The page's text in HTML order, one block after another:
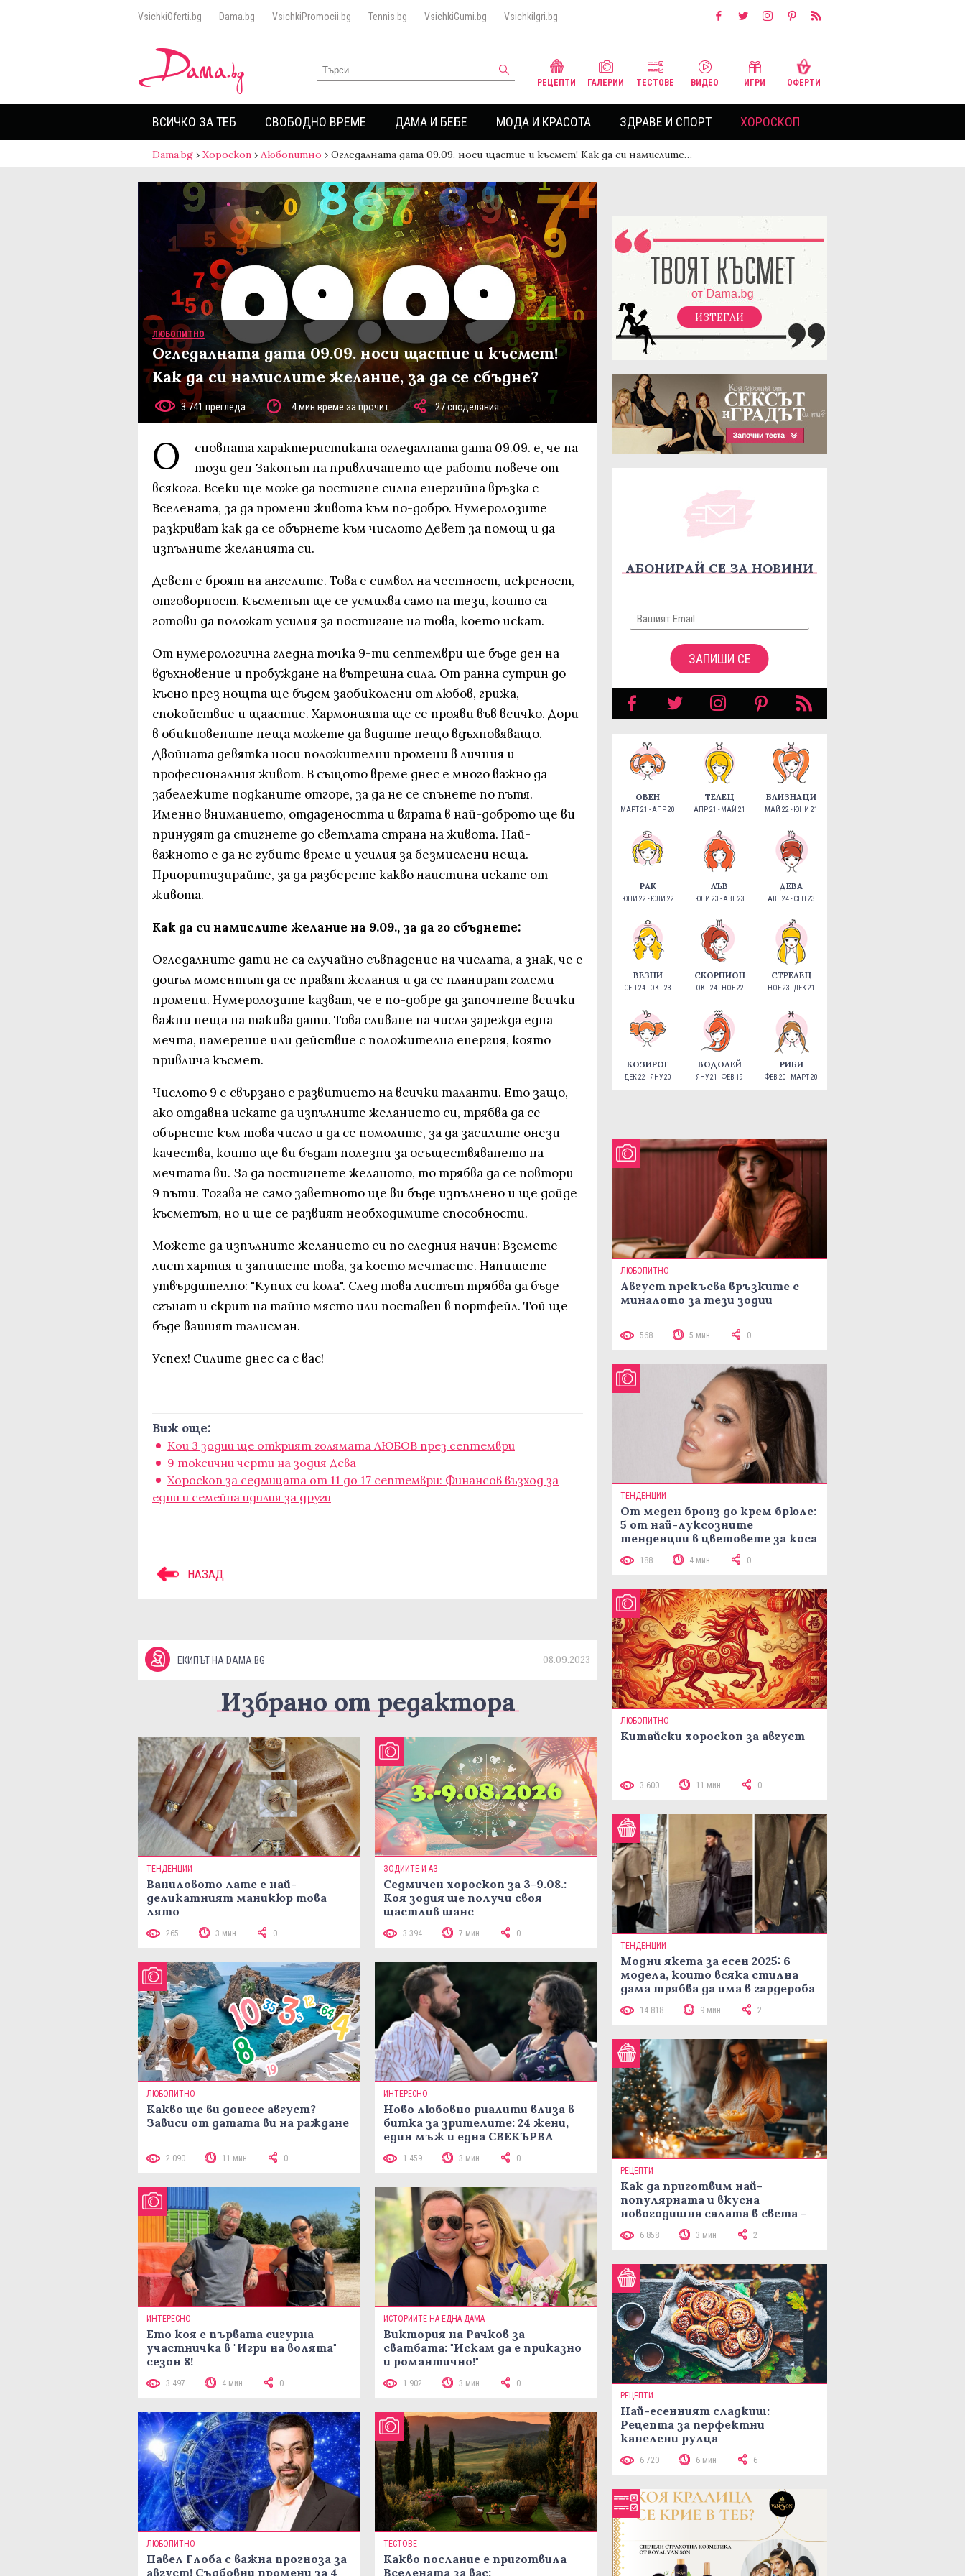
VsichkiOferti.bg Dama.bg VsichkiPromocii.bg Tennis.bg VsichkiGumi.bg VsichkiIgri.bg
РЕЦЕПТИ ГАЛЕРИИ ТЕСТОВЕ ВИДЕО ИГРИ ОФЕРТИ
ВСИЧКО ЗА ТЕБ СВОБОДНО ВРЕМЕ ДАМА И БЕБЕ МОДА И КРАСОТА ЗДРАВЕ И СПОРТ ХОРОСКОП
Dama.bg › Хороскоп › Любопитно › Огледалната дата 09.09. носи щастие и късмет! Как да си намислите…
ЛЮБОПИТНО
Огледалната дата 09.09. носи щастие и късмет!
Как да си намислите желание, за да се сбъдне?
3 741 прегледа 4 мин време за прочит 27 споделяния
О
сновната характеристикана огледалната дата 09.09. е, че на
този ден Законът на привличането ще работи повече от
всякога. Всеки ще може да постигне силна енергийна връзка с
Вселената, за да промени живота към по-добро. Нумеролозите
разкриват как да се обърнете към числото Девет за помощ и да
изпълните желанията си.
Девет е броят на ангелите. Това е символ на честност, искреност,
отговорност. Късметът ще се усмихва само на тези, които са
готови да положат усилия за постигане на това, което искат.
От нумерологична гледна точка 9-ти септември ще бъде ден на
вдъхновение и пробуждане на вътрешна сила. От ранна сутрин до
късно през нощта ще бъдем заобиколени от любов, грижа,
спокойствие и щаастие. Хармонията ще се прояви във всичко. Дори
в обикновените неща можете да видите нещо вдъхновяващо.
Двойната девятка носи положителни промени в личния и
професионалния живот. В същото време днес е много важно да
забележите подканите отгоре, за да не се спънете по пътя.
Именно вниманието, отдадеността и вярата в най-доброто ще ви
принудят да стигнете до светлата страна на живота. Най-
важното е да не губите време и усилия за безмислени неща.
Приоритизирайте, за да разберете какво наистина искате от
живота.
Как да си намислите желание на 9.09., за да го сбъднете:
Огледалните дати не са случайно съвпадение на числата, а знак, че е
дошъл моментът да се правят желания и да се планират големи
промени. Нумеролозите казват, че е по-добре да започнете всички
важни неща на такива дати. Това сливане на числа зарежда една
мечта, намерение или действие с положителна енергия, която
привлича късмет.
Числото 9 е свързано с развитието на всички таланти. Ето защо,
ако отдавна искате да изпълните желанието си, трябва да се
обърнете към това число и да се помолите, за да засилите онези
качества, които ще ви бъдат полезни за осъществяването на
мечтата ви. За да постигнете желаното, то трябва да се повтори
9 пъти. Тогава не само заветното ще ви бъде изпълнено и ще дойде
късметът, но и ще се развият необходимите способности.
Можете да изпълните желанието си по следния начин: Вземете
лист хартия и запишете това, за което мечтаете. Напишете
утвърдително: "Купих си кола". След това листът трябва да бъде
сгънат и скрит на тайно място или поставен в портфейл. Той ще
бъде вашият талисман.
Успех! Силите днес са с вас!
Виж още:
Кои 3 зодии ще открият голямата ЛЮБОВ през септември
9 токсични черти на зодия Дева
Хороскоп за седмицата от 11 до 17 септември: Финансов възход за
едни и семейна идилия за други
НАЗАД
ЕКИПЪТ НА DAMA.BG 08.09.2023
Избрано от редактора
ТЕНДЕНЦИИ
Ваниловото лате е най-
деликатният маникюр това
лято
265 3 мин 0
ЗОДИИТЕ И АЗ
Седмичен хороскоп за 3-9.08.:
Коя зодия ще получи своя
щастлив шанс
3 394 7 мин 0
ЛЮБОПИТНО
Какво ще ви донесе август?
Зависи от датата ви на ражданe
2 090 11 мин 0
ИНТЕРЕСНО
Ново любовно риалити влиза в
битка за зрителите: 24 жени,
един мъж и една СВЕКЪРВА
1 459 3 мин 0
ИНТЕРЕСНО
Ето коя е първата сигурна
участничка в "Игри на волята"
сезон 8!
3 497 4 мин 0
ИСТОРИИТЕ НА ЕДНА ДАМА
Виктория на Рачков за
сватбата: "Искам да е приказно
и романтично!"
1 902 3 мин 0
ЛЮБОПИТНО
Павел Глоба с важна прогноза за
август! Съдбовни промени за 4
ТЕСТОВЕ
Какво послание е приготвила
Вселената за вас:
ИЗТЕГЛИ
АБОНИРАЙ СЕ ЗА НОВИНИ
ЗАПИШИ СЕ
ОВЕН
МАРТ 21 - АПР 20
ТЕЛЕЦ
АПР 21 - МАЙ 21
БЛИЗНАЦИ
МАЙ 22 - ЮНИ 21
РАК
ЮНИ 22 - ЮЛИ 22
ЛЪВ
ЮЛИ 23 - АВГ 23
ДЕВА
АВГ 24 - СЕП 23
ВЕЗНИ
СЕП 24 - ОКТ 23
СКОРПИОН
ОКТ 24 - НОЕ 22
СТРЕЛЕЦ
НОЕ 23 - ДЕК 21
КОЗИРОГ
ДЕК 22 - ЯНУ 20
ВОДОЛЕЙ
ЯНУ 21 - ФЕВ 19
РИБИ
ФЕВ 20 - МАРТ 20
ЛЮБОПИТНО
Август прекъсва връзките с
миналото за тези зодии
568 5 мин 0
ТЕНДЕНЦИИ
От меден бронз до крем брюле:
5 от най-луксозните
тенденции в цветовете за коса
в края на лятото
188 4 мин 0
ЛЮБОПИТНО
Китайски хороскоп за август
3 600 11 мин 0
ТЕНДЕНЦИИ
Модни якета за есен 2025: 6
модела, които всяка стилна
дама трябва да има в гардероба
14 818 9 мин 2
РЕЦЕПТИ
Как да приготвим най-
популярната и вкусна
новогодишна салата в света -
рецепта Мимоза
6 858 3 мин 2
РЕЦЕПТИ
Най-есенният сладкиш:
Рецепта за перфектни
канелени рулца
6 720 6 мин 6